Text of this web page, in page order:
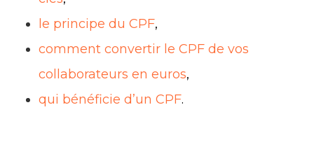
le principe du CPF,
comment convertir le CPF de vos
collaborateurs en euros,
qui bénéficie d’un CPF.